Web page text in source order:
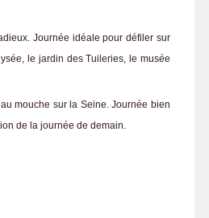
Journée idéale pour défiler sur
le jardin des Tuileries, le musée
mouche sur la Seine. Journée bien
de la journée de demain.